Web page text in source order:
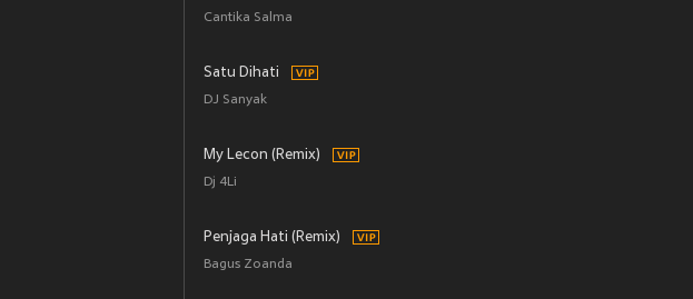
Cantika Salma
Satu Dihati
DJ Sanyak
My Lecon (Remix)
Dj 4Li
Penjaga Hati (Remix)
Bagus Zoanda